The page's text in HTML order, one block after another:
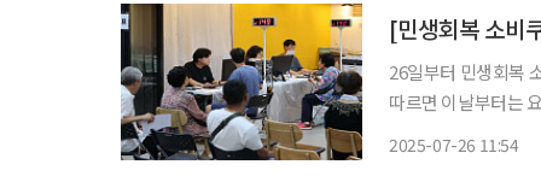
26일부터 민생회복 소
따르면 이날부터는
2025-07-26 11:54